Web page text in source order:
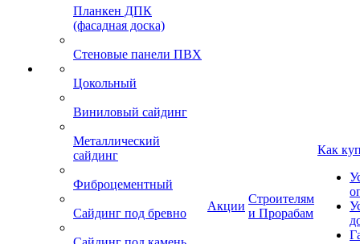
Планкен ДПК
(фасадная доска)
Стеновые панели ПВХ
Цокольный
Виниловый сайдинг
Металлический
сайдинг
Фиброцементный
Сайдинг под бревно
Акции
Строителям
и Прорабам
Как